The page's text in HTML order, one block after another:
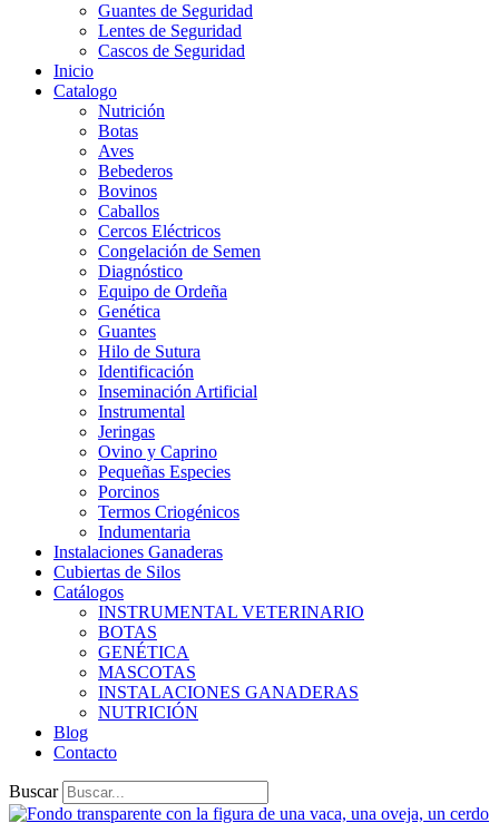
Guantes de Seguridad
Lentes de Seguridad
Cascos de Seguridad
Inicio
Catalogo
Nutrición
Botas
Aves
Bebederos
Bovinos
Caballos
Cercos Eléctricos
Congelación de Semen
Diagnóstico
Equipo de Ordeña
Genética
Guantes
Hilo de Sutura
Identificación
Inseminación Artificial
Instrumental
Jeringas
Ovino y Caprino
Pequeñas Especies
Porcinos
Termos Criogénicos
Indumentaria
Instalaciones Ganaderas
Cubiertas de Silos
Catálogos
INSTRUMENTAL VETERINARIO
BOTAS
GENÉTICA
MASCOTAS
INSTALACIONES GANADERAS
NUTRICIÓN
Blog
Contacto
Buscar